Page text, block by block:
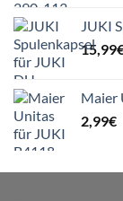
JUKI
15,99
Maier
2,99€